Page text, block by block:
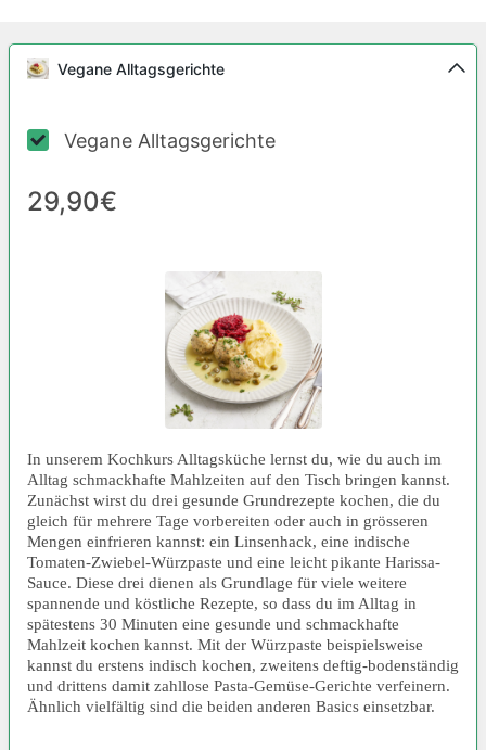
Vegane Alltagsgerichte
Vegane Alltagsgerichte
29,90€
In unserem Kochkurs Alltagsküche lernst du, wie du auch im
Alltag schmackhafte Mahlzeiten auf den Tisch bringen kannst.
Zunächst wirst du drei gesunde Grundrezepte kochen, die du
gleich für mehrere Tage vorbereiten oder auch in grösseren
Mengen einfrieren kannst: ein Linsenhack, eine indische
Tomaten-Zwiebel-Würzpaste und eine leicht pikante Harissa-
Sauce. Diese drei dienen als Grundlage für viele weitere
spannende und köstliche Rezepte, so dass du im Alltag in
spätestens 30 Minuten eine gesunde und schmackhafte
Mahlzeit kochen kannst. Mit der Würzpaste beispielsweise
kannst du erstens indisch kochen, zweitens deftig-bodenständig
und drittens damit zahllose Pasta-Gemüse-Gerichte verfeinern.
Ähnlich vielfältig sind die beiden anderen Basics einsetzbar.